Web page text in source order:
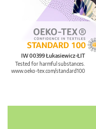
IW 00399 Łukasiewicz-ŁIT
Tested for harmful substances.
www.oeko-tex.com/standard100